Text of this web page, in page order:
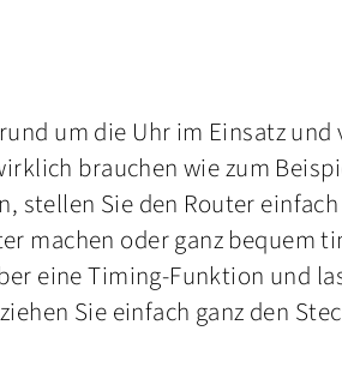
um die Uhr im Einsatz
brauchen wie zum
stellen Sie den Router einfach
machen oder ganz bequem
eine Timing-Funktion und
Sie einfach ganz den